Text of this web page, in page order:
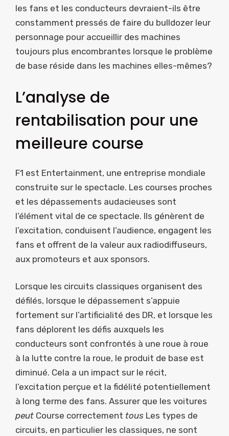
les fans et les conducteurs devraient-ils être
constamment pressés de faire du bulldozer leur
personnage pour accueillir des machines
toujours plus encombrantes lorsque le problème
de base réside dans les machines elles-mêmes?
L’analyse de
rentabilisation pour une
meilleure course
F1 est Entertainment, une entreprise mondiale
construite sur le spectacle. Les courses proches
et les dépassements audacieuses sont
l’élément vital de ce spectacle. Ils génèrent de
l’excitation, conduisent l’audience, engagent les
fans et offrent de la valeur aux radiodiffuseurs,
aux promoteurs et aux sponsors.
Lorsque les circuits classiques organisent des
défilés, lorsque le dépassement s’appuie
fortement sur l’artificialité des DR, et lorsque les
fans déplorent les défis auxquels les
conducteurs sont confrontés à une roue à roue
à la lutte contre la roue, le produit de base est
diminué. Cela a un impact sur le récit,
l’excitation perçue et la fidélité potentiellement
à long terme des fans. Assurer que les voitures
peut Course correctement tous Les types de
circuits, en particulier les classiques, ne sont